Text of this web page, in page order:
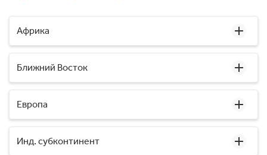
Африка
Ближний Восток
Европа
Инд. субконтинент